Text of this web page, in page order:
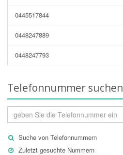
0445517844
0448247889
0448247793
Telefonnummer suchen
Suche von Telefonnummern
Zuletzt gesuchte Nummern